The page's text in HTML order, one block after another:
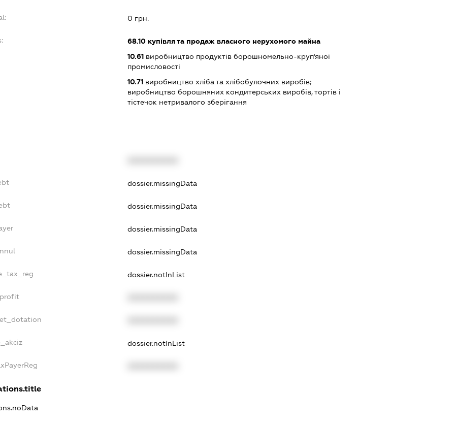
0 грн.
68.10купівля та продаж власного нерухомого майна
10.61виробництво продуктів борошномельно-круп'яної
промисловості
10.71виробництво хліба та хлібобулочних виробів;
виробництво борошняних кондитерських виробів, тортів і
тістечок нетривалого зберігання
dossier.missingData
dossier.missingData
dossier.missingData
dossier.missingData
dossier.notInList
dossier.notInList